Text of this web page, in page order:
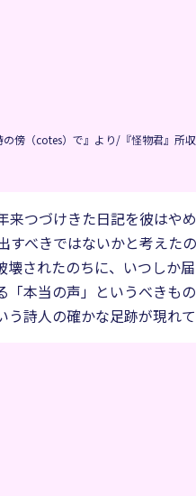
の傍（cotes）で』より/『怪物君』所
つづけきた日記を彼はや
べきではないかと考えた
されたのちに、いつしか
本当の声」というべきも
詩人の確かな足跡が現れて